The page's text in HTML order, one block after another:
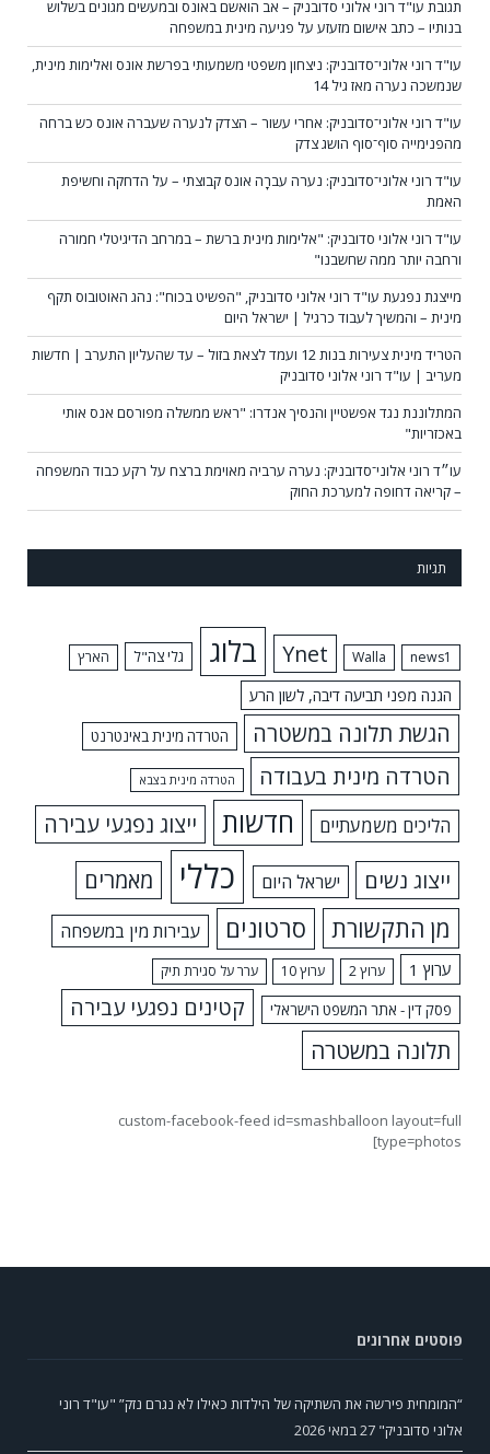
תגובת עו"ד רוני אלוני סדובניק – אב הואשם באונס ובמעשים מגונים בשלוש
בנותיו – כתב אישום מזעזע על פגיעה מינית במשפחה
עו"ד רוני אלוני־סדובניק: ניצחון משפטי משמעותי בפרשת אונס ואלימות מינית,
שנמשכה נערה מאז גיל 14
עו"ד רוני אלוני־סדובניק: אחרי עשור – הצדק לנערה שעברה אונס כש ברחה
מהפנימייה סוף־סוף הושג צדק
עו"ד רוני אלוני־סדובניק: נערה עברָה אונס קבוצתי – על הדחקה וחשיפת
האמת
עו"ד רוני אלוני סדובניק: "אלימות מינית ברשת – במרחב הדיגיטלי חמורה
ורחבה יותר ממה שחשבנו"
מייצגת נפגעת עו"ד רוני אלוני סדובניק, "הפשיט בכוח": נהג האוטובוס תקף
מינית – והמשיך לעבוד כרגיל | ישראל היום
הטריד מינית צעירות בנות 12 ועמד לצאת בזול – עד שהעליון התערב | חדשות
מעריב | עו"ד רוני אלוני סדובניק
המתלוננת נגד אפשטיין והנסיך אנדרו: "ראש ממשלה מפורסם אנס אותי
באכזריות"
עו״ד רוני אלוני־סדובניק: נערה ערביה מאוימת ברצח על רקע כבוד המשפחה
– קריאה דחופה למערכת החוק
תגיות
news1
Walla
Ynet בלוג גלי צה"ל הארץ
הגנה מפני תביעה דיבה, לשון הרע
הגשת תלונה במשטרה הטרדה מינית באינטרנט
הטרדה מינית בעבודה הטרדה מינית בצבא
הליכים משמעתיים חדשות
ייצוג נפגעי עבירה
ייצוג נשים
ישראל היום כללי מאמרים
מן התקשורת סרטונים עבירות מין במשפחה
ערוץ 1 ערוץ 2 ערוץ 10 ערר על סגירת תיק
פסק דין - אתר המשפט הישראלי קטינים נפגעי עבירה
תלונה במשטרה
custom-facebook-feed id=smashballoon layout=full
type=photos]
פוסטים אחרונים
“המומחית פירשה את השתיקה של הילדות כאילו לא נגרם נזק” "עו"ד רוני
אלוני סדובניק" 27 במאי 2026